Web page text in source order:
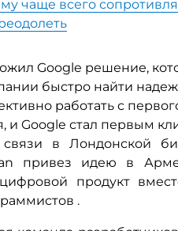
чаще всего
Google решение,
быстро найти
работать с
иGoogleстал первым
в Лондонской
привез идею в
продукт
.